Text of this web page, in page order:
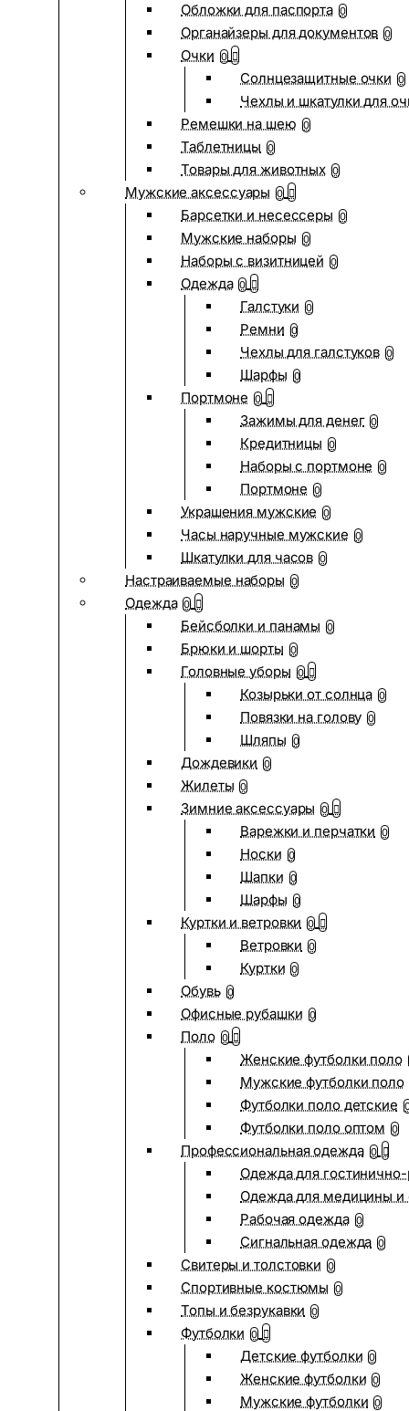
Обложки для паспорта 0
Органайзеры для документов 0
Очки 0
Солнцезащитные очки 0
Чехлы и шкатулки для
Ремешки на шею 0
Таблетницы 0
Товары для животных 0
Мужские аксессуары 0
Барсетки и несессеры 0
Мужские наборы 0
Наборы с визитницей 0
Одежда 0
Галстуки 0
Ремни 0
Чехлы для галстуков 0
Шарфы 0
Портмоне 0
Зажимы для денег 0
Кредитницы 0
Наборы с портмоне 0
Портмоне 0
Украшения мужские 0
Часы наручные мужские 0
Шкатулки для часов 0
Настраиваемые наборы 0
Одежда 0
Бейсболки и панамы 0
Брюки и шорты 0
Головные уборы 0
Козырьки от солнца 0
Повязки на голову 0
Шляпы 0
Дождевики 0
Жилеты 0
Зимние аксессуары 0
Варежки и перчатки 0
Носки 0
Шапки 0
Шарфы 0
Куртки и ветровки 0
Ветровки 0
Куртки 0
Обувь 0
Офисные рубашки 0
Поло 0
Женские футболки поло
Мужские футболки поло
Футболки поло детские
Футболки поло оптом 0
Профессиональная одежда 0
Одежда для
Одежда для медицины и
Рабочая одежда 0
Сигнальная одежда 0
Свитеры и толстовки 0
Спортивные костюмы 0
Топы и безрукавки 0
Футболки 0
Детские футболки 0
Женские футболки 0
Мужские футболки 0